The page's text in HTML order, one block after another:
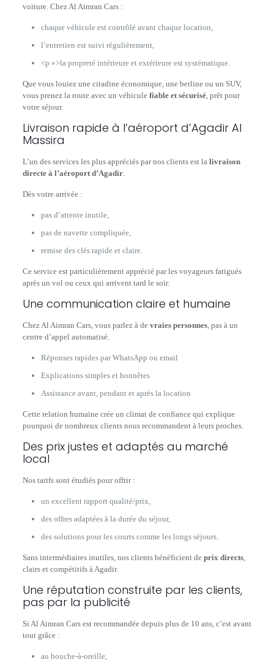
voiture. Chez Al Aimran Cars :
chaque véhicule est contrôlé avant chaque location,
l’entretien est suivi régulièrement,
<p »>la propreté intérieure et extérieure est systématique.
Que vous louiez une citadine économique, une berline ou un SUV,
vous prenez la route avec un véhicule fiable et sécurisé, prêt pour
votre séjour.
Livraison rapide à l’aéroport d’Agadir Al
Massira
L’un des services les plus appréciés par nos clients est la livraison
directe à l’aéroport d’Agadir.
Dès votre arrivée :
pas d’attente inutile,
pas de navette compliquée,
remise des clés rapide et claire.
Ce service est particulièrement apprécié par les voyageurs fatigués
après un vol ou ceux qui arrivent tard le soir.
Une communication claire et humaine
Chez Al Aimran Cars, vous parlez à de vraies personnes, pas à un
centre d’appel automatisé.
Réponses rapides par WhatsApp ou email
Explications simples et honnêtes
Assistance avant, pendant et après la location
Cette relation humaine crée un climat de confiance qui explique
pourquoi de nombreux clients nous recommandent à leurs proches.
Des prix justes et adaptés au marché
local
Nos tarifs sont étudiés pour offrir :
un excellent rapport qualité/prix,
des offres adaptées à la durée du séjour,
des solutions pour les courts comme les longs séjours.
Sans intermédiaires inutiles, nos clients bénéficient de prix directs,
clairs et compétitifs à Agadir.
Une réputation construite par les clients,
pas par la publicité
Si Al Aimran Cars est recommandée depuis plus de 10 ans, c’est avant
tout grâce :
au bouche-à-oreille,